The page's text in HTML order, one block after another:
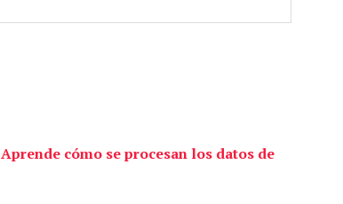
Aprende cómo se procesan los datos de